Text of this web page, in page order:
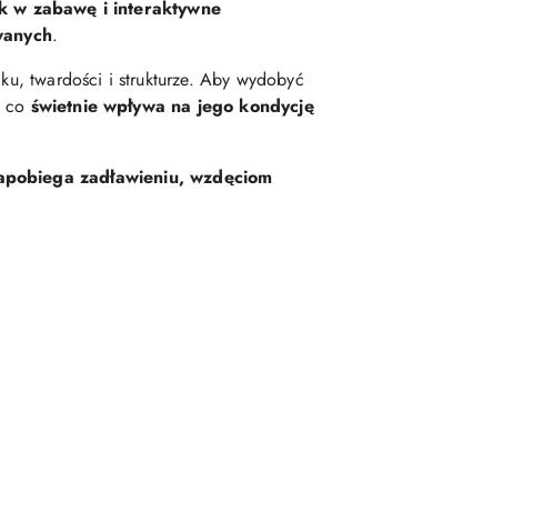
w zabawę i interaktywne
.
twardości i strukturze. Aby wydobyć
co świetnie wpływa na jego kondycję
zadławieniu, wzdęciom